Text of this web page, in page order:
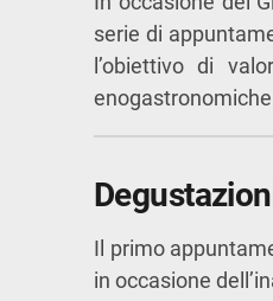
serie di
l’obiettivo di
Il primo
in occasione